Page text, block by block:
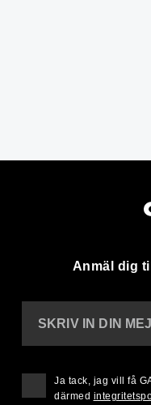
Anmäl dig
SKRIV IN DIN
Ja tack, jag vill få
därmed